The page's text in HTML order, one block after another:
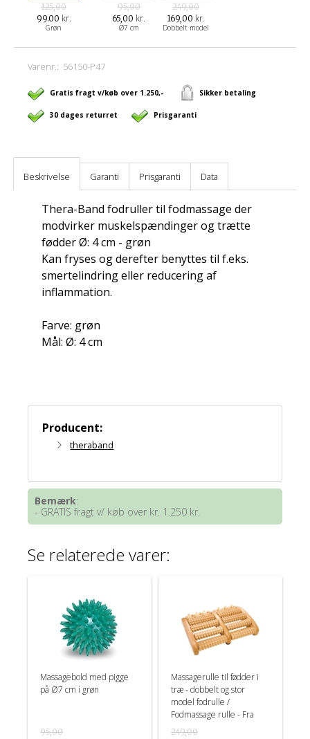
125,00
99.00 kr.
Grøn
95,00
65,00 kr.
Ø7 cm
249,00
169,00 kr.
Dobbelt model
Varenr.: 56150-P47
Gratis fragt v/køb over 1.250,- Sikker betaling
30 dages returret Prisgaranti
Beskrivelse Garanti Prisgaranti Data
Thera-Band fodruller til fodmassage der
modvirker muskelspændinger og trætte
fødder Ø: 4 cm - grøn
Kan fryses og derefter benyttes til f.eks.
smertelindring eller reducering af
inflammation.
Farve: grøn
Mål: Ø: 4 cm
Producent:
theraband
Bemærk:
- GRATIS fragt v/ køb over kr. 1.250 kr.
Se relaterede varer:
Massagebold med pigge
på Ø7 cm i grøn
95,00
Massagerulle til fødder i
træ - dobbelt og stor
model fodrulle /
Fodmassage rulle - Fra
Croll & Denecke
249,00